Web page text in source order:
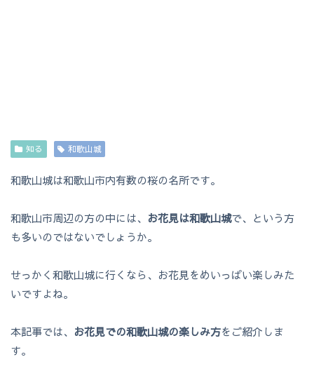
知る 和歌山城
和歌山城は和歌山市内有数の桜の名所です。
和歌山市周辺の方の中には、 お花見は和歌山城で、という方
も多いのではないでしょうか。
せっかく和歌山城に行くなら、お花見をめいっぱい楽しみた
いですよね。
本記事では、 お花見での和歌山城の楽しみ方をご紹介しま
す。